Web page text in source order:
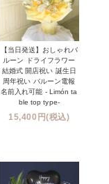
【当日発送】おしゃれバ
ルーン ドライフラワー
結婚式 開店祝い 誕生日
周年祝い バルーン電報
名前入れ可能 - Limón ta
ble top type-
15,400円(税込)